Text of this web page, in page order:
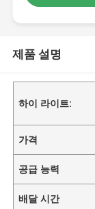
제품 설명
하이 라이트:
가격
공급 능력
배달 시간